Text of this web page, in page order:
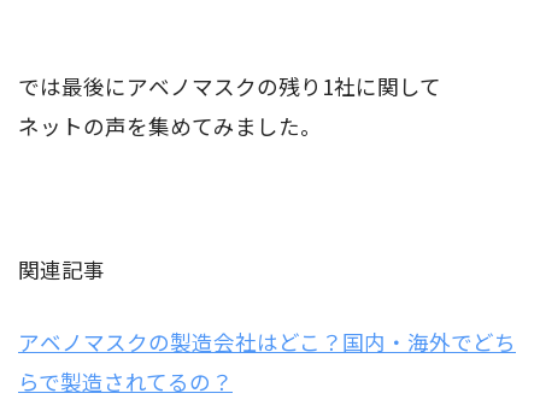
では最後にアベノマスクの残り1社に関して
ネットの声を集めてみました。
関連記事
アベノマスクの製造会社はどこ？国内・海外でどち
らで製造されてるの？